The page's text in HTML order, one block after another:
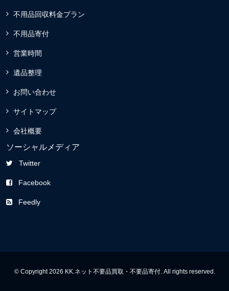
不用品回収料金プラン
不用品寄付
営業時間
遺品整理
お問い合わせ
サイトマップ
会社概要
ソーシャルメディア
Twitter
Facebook
Feedly
© Copyright 2026 KK.ネット不要品買取・不要品寄付. All rights reserved.